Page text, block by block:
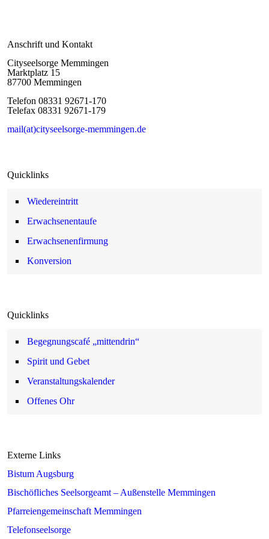
Anschrift und Kontakt
Cityseelsorge Memmingen
Marktplatz 15
87700 Memmingen
Telefon 08331 92671-170
Telefax 08331 92671-179
mail(at)cityseelsorge-memmingen.de
Quicklinks
Wiedereintritt
Erwachsenentaufe
Erwachsenenfirmung
Konversion
Quicklinks
Begegnungscafé „mittendrin“
Spirit und Gebet
Veranstaltungskalender
Offenes Ohr
Externe Links
Bistum Augsburg
Bischöfliches Seelsorgeamt – Außenstelle Memmingen
Pfarreiengemeinschaft Memmingen
Telefonseelsorge